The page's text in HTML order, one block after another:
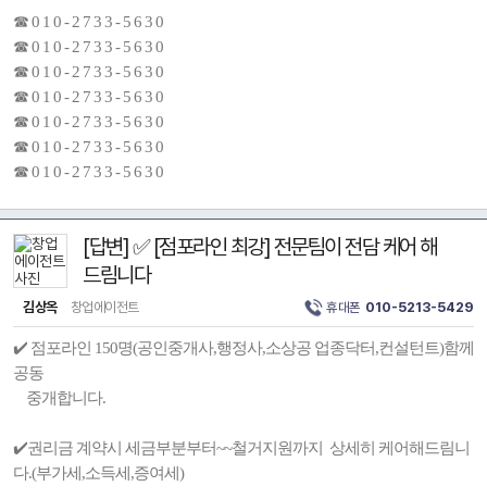
☎ 0 1 0 - 2 7 3 3 - 5 6 3 0
☎ 0 1 0 - 2 7 3 3 - 5 6 3 0
☎ 0 1 0 - 2 7 3 3 - 5 6 3 0
☎ 0 1 0 - 2 7 3 3 - 5 6 3 0
☎ 0 1 0 - 2 7 3 3 - 5 6 3 0
☎ 0 1 0 - 2 7 3 3 - 5 6 3 0
☎ 0 1 0 - 2 7 3 3 - 5 6 3 0
[답변] ✅ [점포라인 최강] 전문팀이 전담 케어 해
드림니다
김상옥 창업에이전트 휴대폰 010-5213-5429
✔️ 점포라인 150명(공인중개사,행정사,소상공 업종닥터,컨설턴트)함께
공동
중개합니다.
✔️권리금 계약시 세금부분부터~~철거지원까지 상세히 케어해드림니
다.(부가세,소득세,증여세)